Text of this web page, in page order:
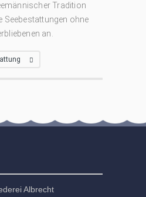
Tradition
Seebestattungen ohne
an.
Albrecht